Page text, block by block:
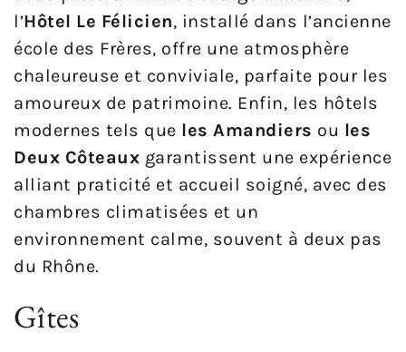
l’Hôtel Le Félicien, installé dans l’ancienne
école des Frères, offre une atmosphère
chaleureuse et conviviale, parfaite pour les
amoureux de patrimoine. Enfin, les hôtels
modernes tels que les Amandiers ou les
Deux Côteaux garantissent une expérience
alliant praticité et accueil soigné, avec des
chambres climatisées et un
environnement calme, souvent à deux pas
du Rhône.
Gîtes